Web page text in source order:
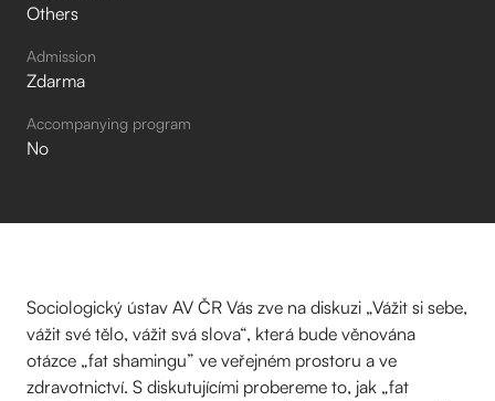
Others
Admission
Zdarma
Accompanying program
No
Sociologický ústav AV ČR Vás zve na diskuzi „Vážit si sebe,
vážit své tělo, vážit svá slova“, která bude věnována
otázce „fat shamingu” ve veřejném prostoru a ve
zdravotnictví. S diskutujícími probereme to, jak „fat